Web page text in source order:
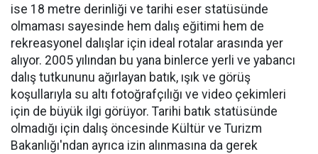
ise 18 metre derinliği ve tarihi eser statüsünde
olmaması sayesinde hem dalış eğitimi hem de
rekreasyonel dalışlar için ideal rotalar arasında yer
alıyor. 2005 yılından bu yana binlerce yerli ve yabancı
dalış tutkununu ağırlayan batık, ışık ve görüş
koşullarıyla su altı fotoğrafçılığı ve video çekimleri
için de büyük ilgi görüyor. Tarihi batık statüsünde
olmadığı için dalış öncesinde Kültür ve Turizm
Bakanlığı'ndan ayrıca izin alınmasına da gerek